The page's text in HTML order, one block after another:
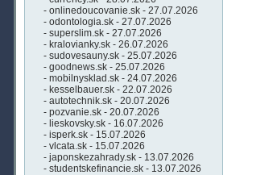
- onlinedoucovanie.sk - 27.07.2026
- odontologia.sk - 27.07.2026
- superslim.sk - 27.07.2026
- kralovianky.sk - 26.07.2026
- sudovesauny.sk - 25.07.2026
- goodnews.sk - 25.07.2026
- mobilnysklad.sk - 24.07.2026
- kesselbauer.sk - 22.07.2026
- autotechnik.sk - 20.07.2026
- pozvanie.sk - 20.07.2026
- lieskovsky.sk - 16.07.2026
- isperk.sk - 15.07.2026
- vlcata.sk - 15.07.2026
- japonskezahrady.sk - 13.07.2026
- studentskefinancie.sk - 13.07.2026